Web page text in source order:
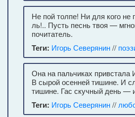
Не пой толпе! Ни для кого
ль!.. Пусть песнь твоя —
почитатель.
Теги: Игорь Северянин//
Она на пальчиках
В сырой осенней тишине. И
тишине. Гас скучный день —
Теги: Игорь Северянин//